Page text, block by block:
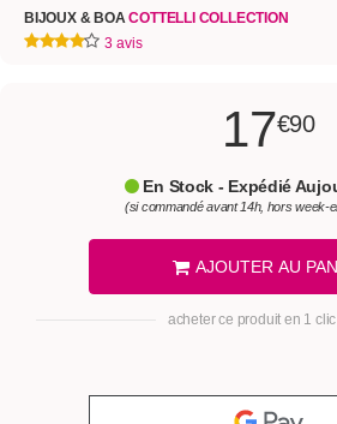
BIJOUX & BOACOTTELLI COLLECTION
3 avis
17€90
En Stock - Expédié
(si commandé avant 14h, hors week-
AJOUTER AU
acheter ce produit en 1